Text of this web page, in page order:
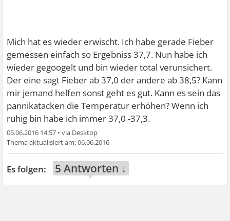
Mich hat es wieder erwischt. Ich habe gerade Fieber
gemessen einfach so Ergebniss 37,7. Nun habe ich
wieder gegoogelt und bin wieder total verunsichert.
Der eine sagt Fieber ab 37,0 der andere ab 38,5? Kann
mir jemand helfen sonst geht es gut. Kann es sein das
pannikatacken die Temperatur erhöhen? Wenn ich
ruhig bin habe ich immer 37,0 -37,3.
05.06.2016 14:57 •
06.06.2016
5 Antworten ↓